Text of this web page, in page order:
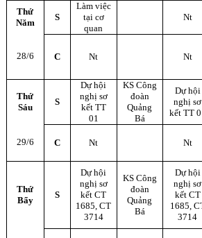
Thứ
Năm
S
Làm việc
tại cơ
quan
Nt
28/6 C Nt Nt
Thứ
Sáu
S
Dự hội
nghị sơ
kết TT
01
KS Công
đoàn
Quảng
Bá
Dự hội
nghị sơ
kết TT
29/6 C Nt Nt
Thứ
Bẩy
S
Dự hội
nghị sơ
kết CT
1685, CT
3714
KS Công
đoàn
Quảng
Bá
Dự hội
nghị sơ
kết CT
1685,
3714